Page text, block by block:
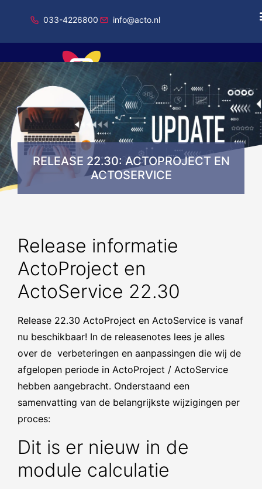
033-4226800 info@acto.nl
Onderdeel van Total Specific Solutions
RELEASE 22.30: ACTOPROJECT EN
ACTOSERVICE
Release informatie
ActoProject en
ActoService 22.30
Release 22.30 ActoProject en ActoService is vanaf
nu beschikbaar! In de releasenotes lees je alles
over de verbeteringen en aanpassingen die wij de
afgelopen periode in ActoProject / ActoService
hebben aangebracht. Onderstaand een
samenvatting van de belangrijkste wijzigingen per
proces:
Dit is er nieuw in de
module calculatie